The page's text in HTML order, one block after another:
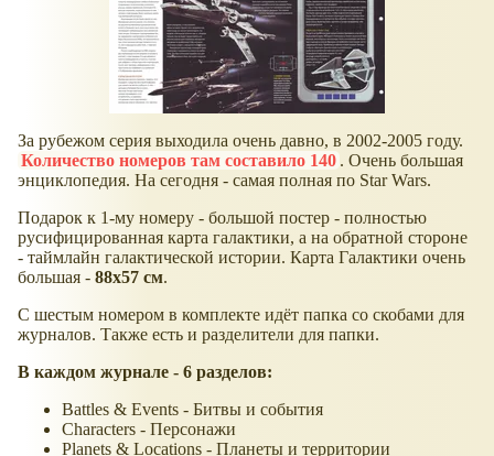
За рубежом серия выходила очень давно, в 2002-2005 году.
Количество номеров там составило 140 . Очень большая
энциклопедия. На сегодня - самая полная по Star Wars.
Подарок к 1-му номеру - большой постер - полностью
русифицированная карта галактики, а на обратной стороне
- таймлайн галактической истории. Карта Галактики очень
большая - 88х57 см.
С шестым номером в комплекте идёт папка со скобами для
журналов. Также есть и разделители для папки.
В каждом журнале - 6 разделов:
Battles & Events - Битвы и события
Characters - Персонажи
Planets & Locations - Планеты и территории